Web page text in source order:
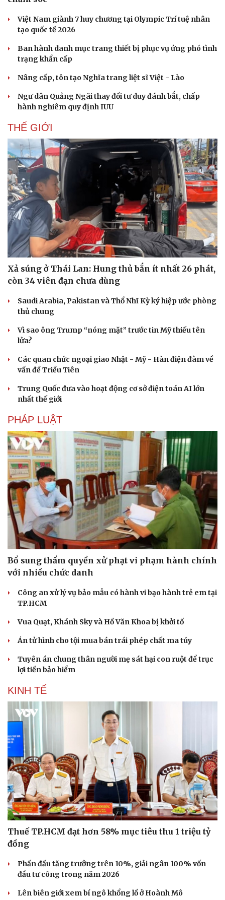
Du lịch
Tư vấn
check-in
Cửa sổ tình yêu
Kể chuyện cho bé
Hạt giống tâm hồn
Việt Nam giành 7 huy chương tại Olympic Trí tuệ nhân
tạo quốc tế 2026
Ban hành danh mục trang thiết bị phục vụ ứng phó tình
trạng khẩn cấp
Nâng cấp, tôn tạo Nghĩa trang liệt sĩ Việt - Lào
Ngư dân Quảng Ngãi thay đổi tư duy đánh bắt, chấp
hành nghiêm quy định IUU
THẾ GIỚI
Xả súng ở Thái Lan: Hung thủ bắn ít nhất 26 phát,
còn 34 viên đạn chưa dùng
Saudi Arabia, Pakistan và Thổ Nhĩ Kỳ ký hiệp ước phòng
thủ chung
Vì sao ông Trump “nóng mặt” trước tin Mỹ thiếu tên
lửa?
Các quan chức ngoại giao Nhật - Mỹ - Hàn điện đàm về
vấn đề Triều Tiên
Trung Quốc đưa vào hoạt động cơ sở điện toán AI lớn
nhất thế giới
PHÁP LUẬT
Bổ sung thẩm quyền xử phạt vi phạm hành chính
với nhiều chức danh
Công an xử lý vụ bảo mẫu có hành vi bạo hành trẻ em tại
TP.HCM
Vua Quạt, Khánh Sky và Hồ Văn Khoa bị khởi tố
Án tử hình cho tội mua bán trái phép chất ma túy
Tuyên án chung thân người mẹ sát hại con ruột để trục
lợi tiền bảo hiểm
KINH TẾ
Thuế TP.HCM đạt hơn 58% mục tiêu thu 1 triệu tỷ
đồng
Phấn đấu tăng trưởng trên 10%, giải ngân 100% vốn
đầu tư công trong năm 2026
Lên biên giới xem bí ngô khổng lồ ở Hoành Mô